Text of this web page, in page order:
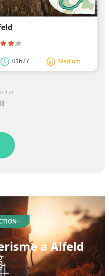
01h27 Medium
-
a Alfeld